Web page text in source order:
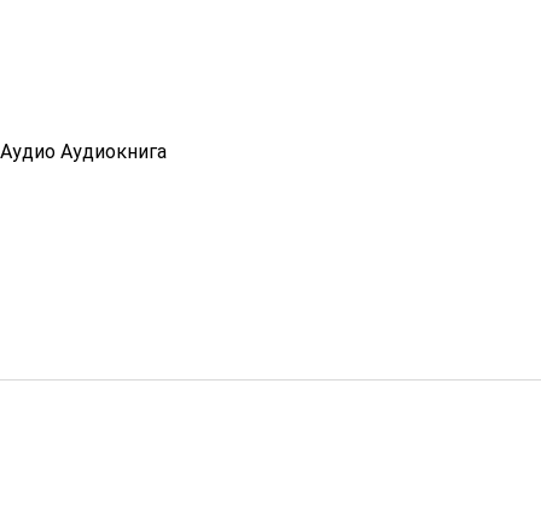
Аудио Аудиокнига